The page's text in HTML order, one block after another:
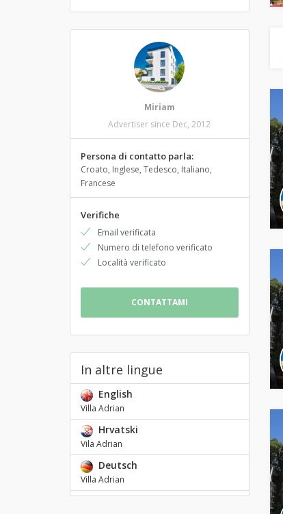
Miriam
Advertiser since Dec, 2012
Persona di contatto parla:
Croato, Inglese, Tedesco, Italiano,
Francese
Verifiche
Email verificata
Numero di telefono verificato
Località verificato
CONTATTAMI
In altre lingue
English
Villa Adrian
Hrvatski
Vila Adrian
Deutsch
Villa Adrian